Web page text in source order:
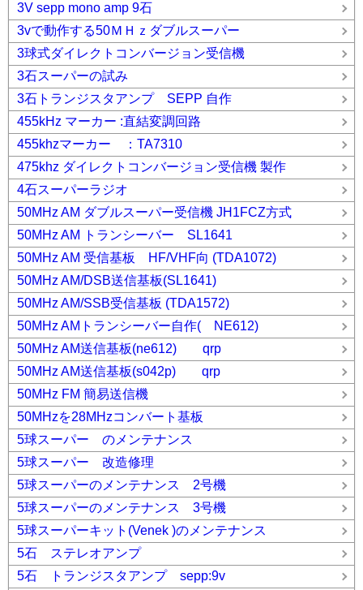
3V sepp mono amp 9石
3vで動作する50ＭＨｚダブルスーパー
3球式ダイレクトコンバージョン受信機
3石スーパーの試み
3石トランジスタアンプ SEPP 自作
455kHz マーカー :直結変調回路
455khzマーカー ：TA7310
475khz ダイレクトコンバージョン受信機 製作
4石スーパーラジオ
50MHz AM ダブルスーパー受信機 JH1FCZ方式
50MHz AM トランシーバー SL1641
50MHz AM 受信基板 HF/VHF向 (TDA1072)
50MHz AM/DSB送信基板(SL1641)
50MHz AM/SSB受信基板 (TDA1572)
50MHz AMトランシーバー自作( NE612)
50MHz AM送信基板(ne612) qrp
50MHz AM送信基板(s042p) qrp
50MHz FM 簡易送信機
50MHzを28MHzコンバート基板
5球スーパー のメンテナンス
5球スーパー 改造修理
5球スーパーのメンテナンス 2号機
5球スーパーのメンテナンス 3号機
5球スーパーキット(Venek )のメンテナンス
5石 ステレオアンプ
5石 トランジスタアンプ sepp:9v